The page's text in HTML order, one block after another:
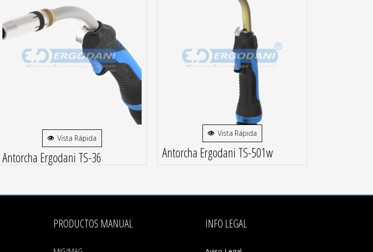
Vista Rápida
Antorcha Ergodani TS-36
Vista Rápida
Antorcha Ergodani TS-501w
PRODUCTOS MANUAL INFO LEGAL